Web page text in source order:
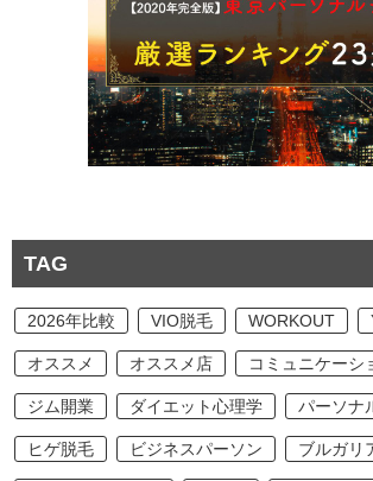
TAG
2026年比較 VIO脱毛 WORKOUT
オススメ オススメ店 コミュニケーシ
ジム開業 ダイエット心理学 パーソナ
ヒゲ脱毛 ビジネスパーソン ブルガリ